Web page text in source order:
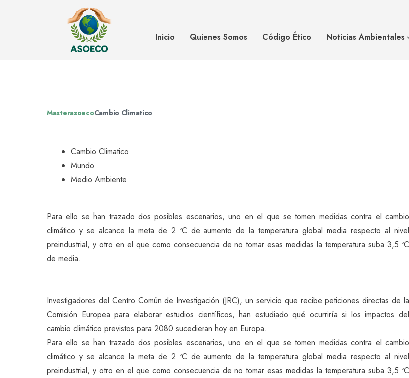
Inicio Quienes Somos Código Ético Noticias Ambientales
La mortalidad en Europa se doblará por el cambio
climático
MasterasoecoCambio Climatico
Cambio Climatico
Mundo
Medio Ambiente
Para ello se han trazado dos posibles escenarios, uno en el que se tomen medidas contra el cambio
climático y se alcance la meta de 2 ºC de aumento de la temperatura global media respecto al nivel
preindustrial, y otro en el que como consecuencia de no tomar esas medidas la temperatura suba 3,5 ºC
de media.
Investigadores del Centro Común de Investigación (JRC), un servicio que recibe peticiones directas de la
Comisión Europea para elaborar estudios científicos, han estudiado qué ocurriría si los impactos del
cambio climático previstos para 2080 sucedieran hoy en Europa.
Para ello se han trazado dos posibles escenarios, uno en el que se tomen medidas contra el cambio
climático y se alcance la meta de 2 ºC de aumento de la temperatura global media respecto al nivel
preindustrial, y otro en el que como consecuencia de no tomar esas medidas la temperatura suba 3,5 ºC